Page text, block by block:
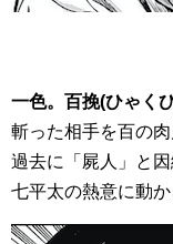
一色。百挽(ひゃく
斬った相手を百の
過去に「屍人」と因
七平太の熱意に動